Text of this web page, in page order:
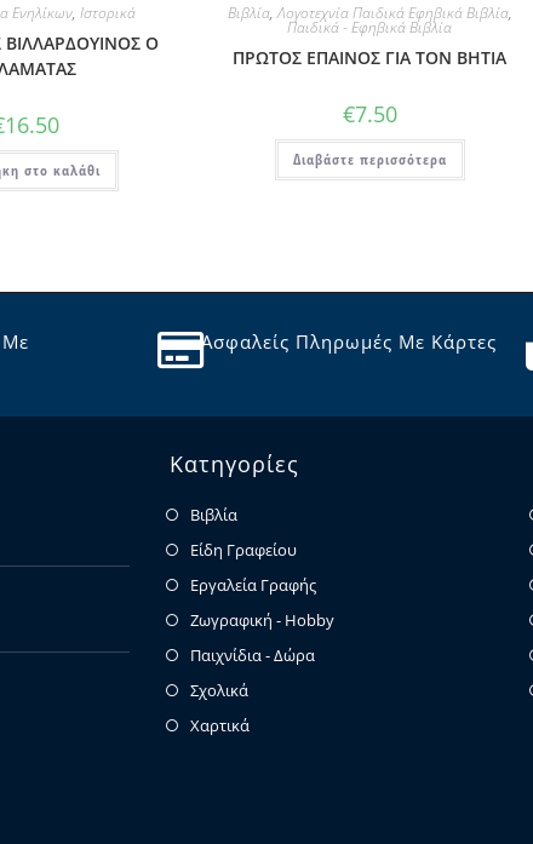
Ενηλίκων, Ιστορικά
Ο
16.50
στο καλάθι
Βιβλία,Λογοτεχνία Παιδικά Εφηβικά Βιβλία,
Παιδικά - Εφηβικά Βιβλία
ΠΡΩΤΟΣ ΕΠΑΙΝΟΣ ΓΙΑ ΤΟΝ ΒΗΤΙΑ
€7.50
Διαβάστε περισσότερα
Ασφαλείς Πληρωμές Με Κάρτες
Κατηγορίες
Βιβλία
Είδη Γραφείου
Εργαλεία Γραφής
Ζωγραφική - Hobby
Παιχνίδια - Δώρα
Σχολικά
Χαρτικά